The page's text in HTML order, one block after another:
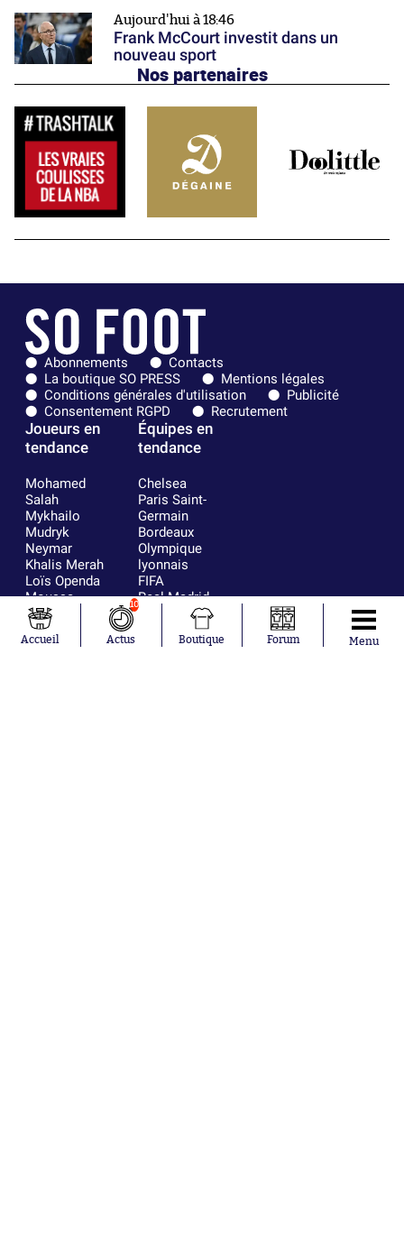
Aujourd'hui à 18:46
Frank McCourt investit dans un
nouveau sport
Nos partenaires
Abonnements
Contacts
La boutique SO PRESS
Mentions légales
Conditions générales d'utilisation
Publicité
Consentement RGPD
Recrutement
Joueurs en
tendance
Mohamed
Salah
Mykhailo
Mudryk
Neymar
Khalis Merah
Loïs Openda
Moussa
Niakhaté
Nicolás
Tagliafico
Équipes en
tendance
Chelsea
Paris Saint-
Germain
Bordeaux
Olympique
lyonnais
FIFA
Real Madrid
RC Strasbourg
France
Accueil
10
Actus Boutique Forum Menu